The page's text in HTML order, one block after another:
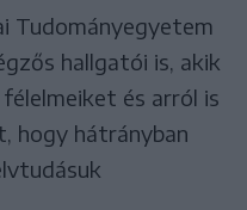
Tudományegyetem
hallgatói is, akik
és arról is
hogy hátrányban